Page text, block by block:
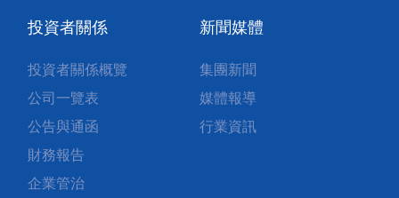
投資者關係
投資者關係概覽
公司一覽表
公告與通函
財務報告
企業管治
新聞媒體
集團新聞
媒體報導
行業資訊